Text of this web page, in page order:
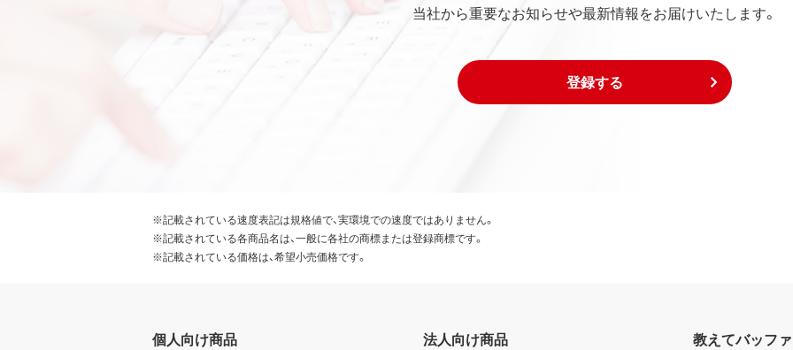
当社から重要なお知らせや最新情報をお届けいたします。
登録する
※記載されている速度表記は規格値で、実環境での速度ではありません。
※記載されている各商品名は、一般に各社の商標または登録商標です。
※記載されている価格は、希望小売価格です。
個人向け商品 法人向け商品 教えてバッフ